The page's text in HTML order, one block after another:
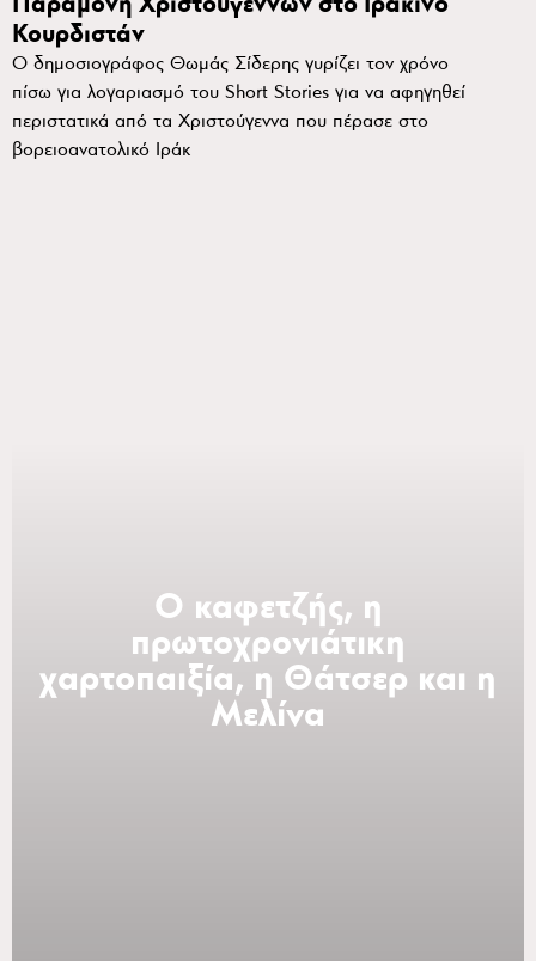
Παραμονή Χριστουγέννων στο Ιρακινό
Κουρδιστάν
Ο δημοσιογράφος Θωμάς Σίδερης γυρίζει τον χρόνο
πίσω για λογαριασμό του Short Stories για να αφηγηθεί
περιστατικά από τα Χριστούγεννα που πέρασε στο
βορειοανατολικό Ιράκ
Ο καφετζής, η
πρωτοχρονιάτικη
χαρτοπαιξία, η Θάτσερ και η
Μελίνα